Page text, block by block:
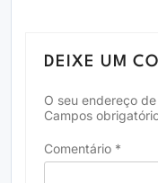
DEIXE UM
O seu endereço
Campos
Comentário *